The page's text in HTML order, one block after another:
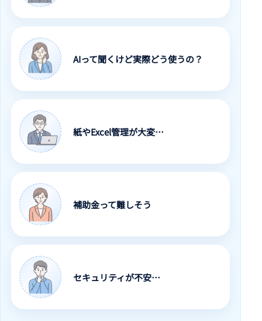
AIって聞くけど実際どう使うの？
紙やExcel管理が大変…
補助金って難しそう
セキュリティが不安…